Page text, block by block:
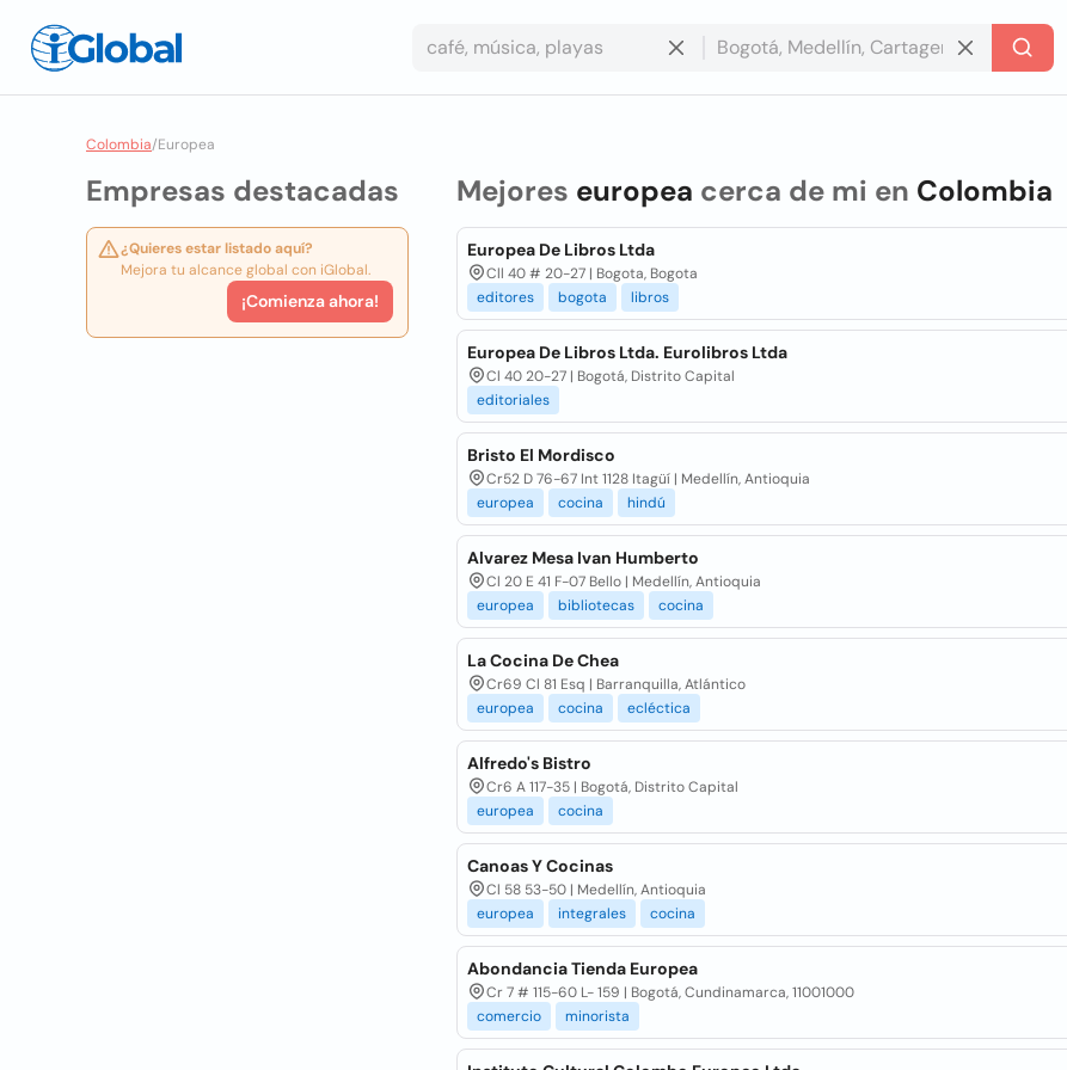
Colombia/Europea
Empresas destacadas
¿Quieres estar listado aquí?
Mejora tu alcance global con iGlobal.
¡Comienza ahora!
Mejores europea cerca de mi en Colombia
Europea De Libros Ltda
Cll 40 # 20-27 | Bogota, Bogota
editores
bogota libros
Europea De Libros Ltda. Eurolibros Ltda
Cl 40 20-27 | Bogotá, Distrito Capital
editoriales
Bristo El Mordisco
Cr52 D 76-67 Int 1128 Itagüí | Medellín, Antioquia
europea
cocina hindú
Alvarez Mesa Ivan Humberto
Cl 20 E 41 F-07 Bello | Medellín, Antioquia
europea
bibliotecas cocina
La Cocina De Chea
Cr69 Cl 81 Esq | Barranquilla, Atlántico
europea
cocina ecléctica
Alfredo's Bistro
Cr6 A 117-35 | Bogotá, Distrito Capital
europea
cocina
Canoas Y Cocinas
Cl 58 53-50 | Medellín, Antioquia
europea
integrales cocina
Abondancia Tienda Europea
Cr 7 # 115-60 L- 159 | Bogotá, Cundinamarca, 11001000
comercio
minorista